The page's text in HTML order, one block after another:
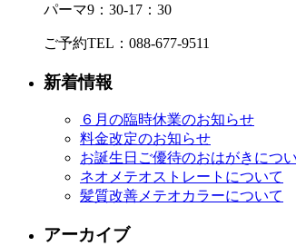
パーマ9：30-17：30
ご予約TEL：088-677-9511
新着情報
６月の臨時休業のお知らせ
料金改定のお知らせ
お誕生日ご優待のおはがきにつ
ネオメテオストレートについて
髪質改善メテオカラーについて
アーカイブ